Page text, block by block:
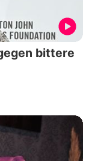
bittere